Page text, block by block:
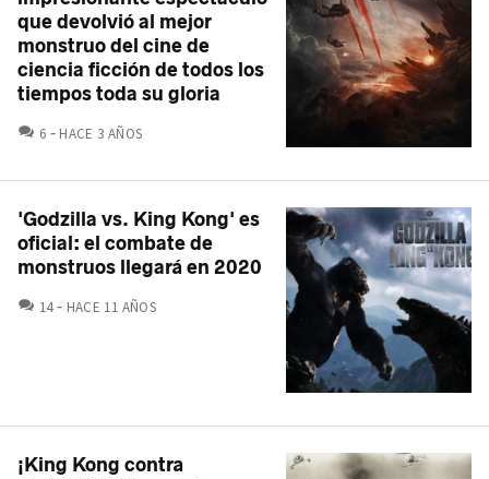
que devolvió al mejor
monstruo del cine de
ciencia ficción de todos los
tiempos toda su gloria
6 COMENTARIOS
HACE 3 AÑOS
'Godzilla vs. King Kong' es
oficial: el combate de
monstruos llegará en 2020
14 COMENTARIOS
HACE 11 AÑOS
¡King Kong contra